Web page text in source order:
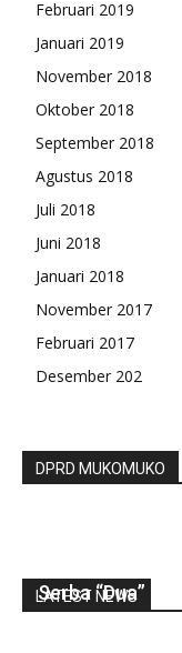
Februari 2019
Januari 2019
November 2018
Oktober 2018
September 2018
Agustus 2018
Juli 2018
Juni 2018
Januari 2018
November 2017
Februari 2017
Desember 202
DPRD MUKOMUKO
LATEST NEWS
Serba “Dua”